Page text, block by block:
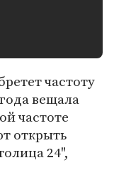
частоту
вещала
частоте
открыть
24",